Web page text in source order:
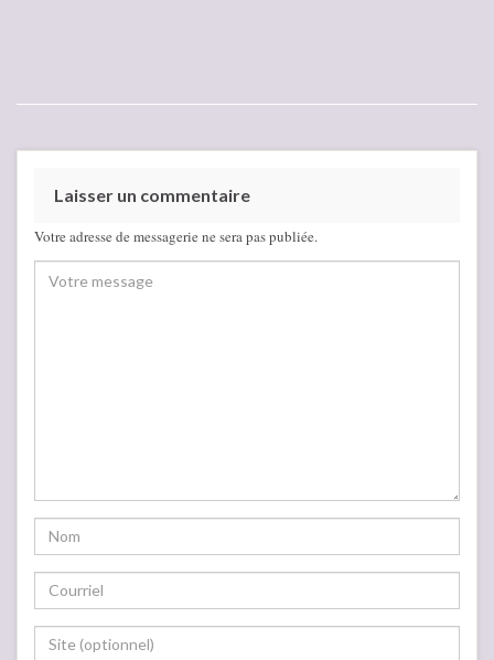
Laisser un commentaire
Votre adresse de messagerie ne sera pas publiée.